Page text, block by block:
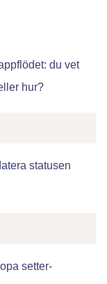
du vet
hur?
statusen
setter-